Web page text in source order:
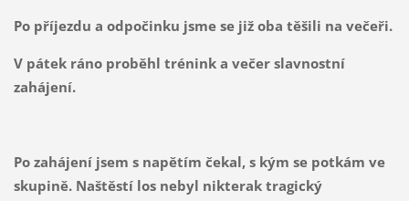
Po příjezdu a odpočinku jsme se již oba těšili na večeři.
V pátek ráno proběhl trénink a večer slavnostní
zahájení.
Po zahájení jsem s napětím čekal, s kým se potkám ve
skupině. Naštěstí los nebyl nikterak tragický